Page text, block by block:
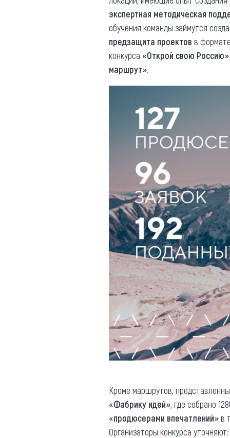
экспертная методическая
обучения команды займутся
предзащита проектов в
конкурса «Открой свою Россию»
маршрут».
Кроме маршрутов,
«Фабрику идей», где собрано
«продюсерами впечатлений»в
Организаторы конкурса